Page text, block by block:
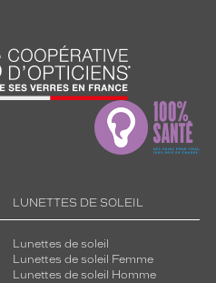
LUNETTES DE SOLEIL
Lunettes de soleil
Lunettes de soleil Femme
Lunettes de soleil Homme